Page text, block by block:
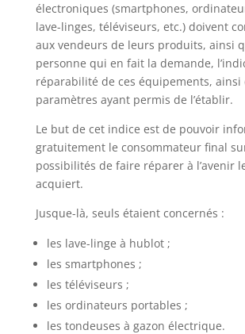
électroniques (smartphones,
lave-linges, téléviseurs, etc.) doivent
aux vendeurs de leurs produits, ainsi
personne qui en fait la demande,
réparabilité de ces équipements, ainsi
paramètres ayant permis de l’établir.
Le but de cet indice est de pouvoir
gratuitement le consommateur final
possibilités de faire réparer à l’avenir
acquiert.
Jusque-là, seuls étaient concernés :
les lave-linge à hublot ;
les smartphones ;
les téléviseurs ;
les ordinateurs portables ;
les tondeuses à gazon électrique.